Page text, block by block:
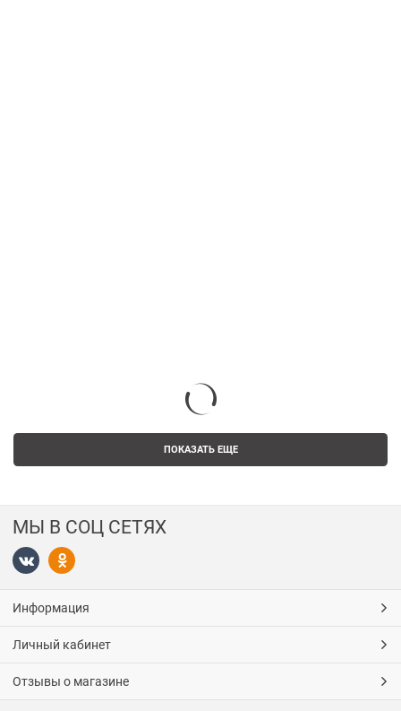
ПОКАЗАТЬ ЕЩЕ
МЫ В СОЦ СЕТЯХ
Информация
Личный кабинет
Отзывы о магазине